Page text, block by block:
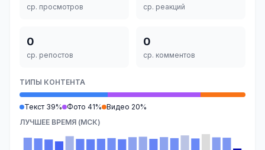
ср. просмотров ср. реакций
0
ср. репостов
0
ср. комментов
ТИПЫ КОНТЕНТА
Текст 39% Фото 41% Видео 20%
ЛУЧШЕЕ ВРЕМЯ (МСК)